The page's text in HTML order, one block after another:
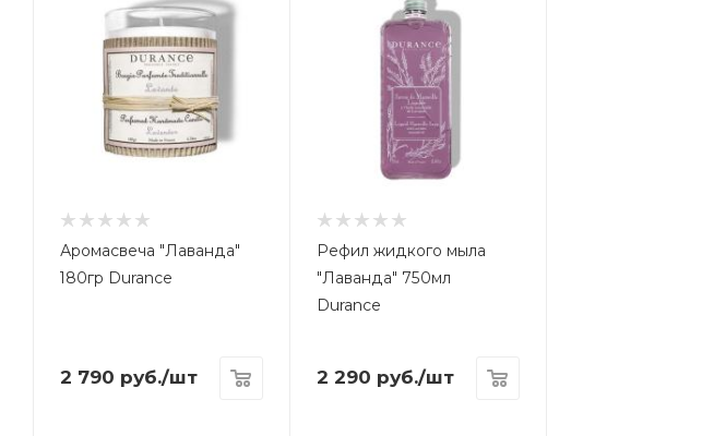
Аромасвеча "Лаванда"
180гр Durance
2 790 руб./шт
Рефил жидкого мыла
"Лаванда" 750мл
Durance
2 290 руб./шт